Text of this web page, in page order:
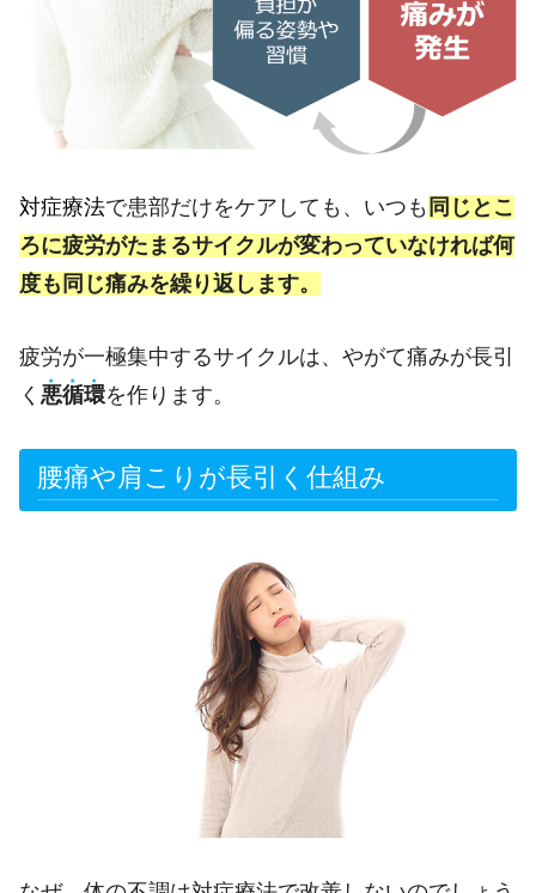
対症療法で患部だけをケアしても、いつも 同じとこ
ろに疲労がたまるサイクルが変わっていなければ何
度も同じ痛みを繰り返します。
疲労が一極集中するサイクルは、やがて痛みが長引
く 悪循環を作ります。
腰痛や肩こりが長引く仕組み